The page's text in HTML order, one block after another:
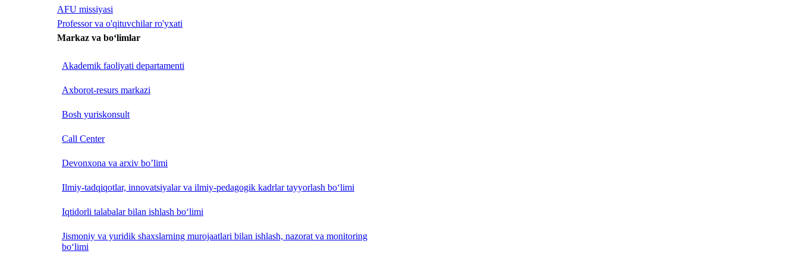
AFU missiyasi
Professor va o'qituvchilar ro'yxati
Markaz va bo‘limlar
Akademik faoliyati departamenti
Axborot-resurs markazi
Bosh yuriskonsult
Call Center
Devonxona va arxiv bo’limi
Ilmiy-tadqiqotlar, innovatsiyalar va ilmiy-pedagogik kadrlar tayyorlash bo‘limi
Iqtidorli talabalar bilan ishlash bo‘limi
Jismoniy va yuridik shaxslarning murojaatlari bilan ishlash, nazorat va monitoring
bo‘limi